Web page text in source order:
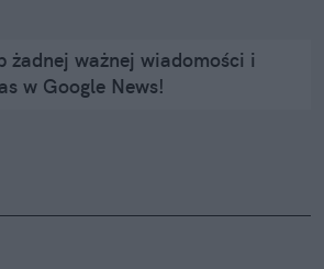
żadnej ważnej wiadomości i
w Google News!